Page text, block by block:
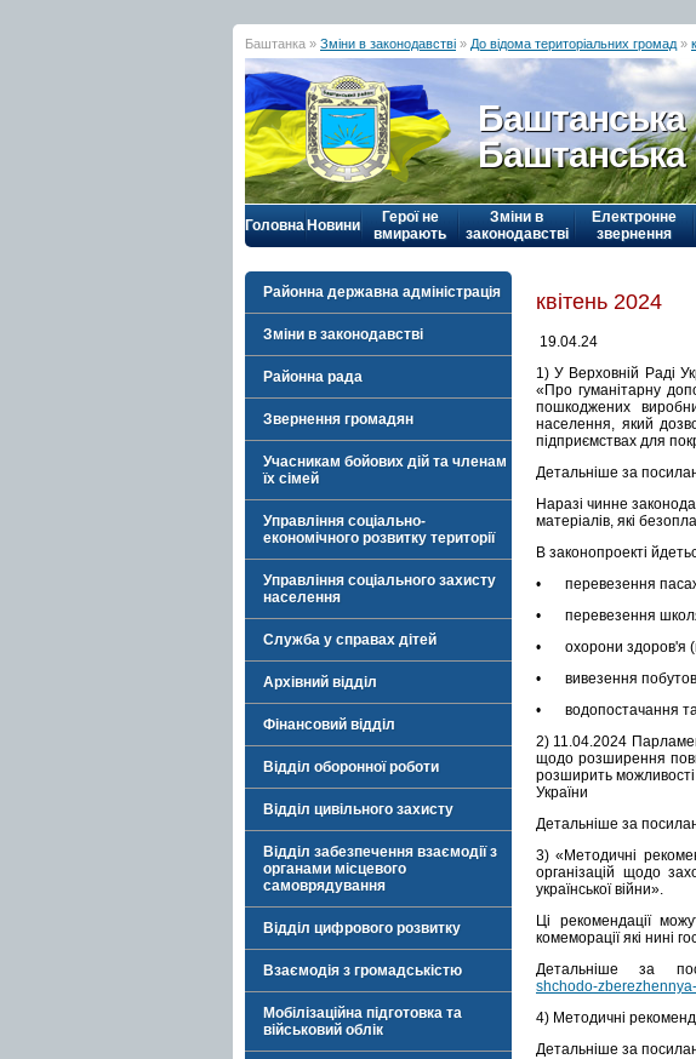
Баштанка » Зміни в законодавстві » До відома територіальних громад »
Баштанська
Баштанська
Головна Новини
Герої не
вмирають
Зміни в
законодавстві
Електронне
звернення
Районна державна адміністрація
Зміни в законодавстві
Районна рада
Звернення громадян
Учасникам бойових дій та членам
їх сімей
Управління соціально-
економічного розвитку території
Управління соціального захисту
населення
Служба у справах дітей
Архівний відділ
Фінансовий відділ
Відділ оборонної роботи
Відділ цивільного захисту
Відділ забезпечення взаємодії з
органами місцевого
самоврядування
Відділ цифрового розвитку
Взаємодія з громадськістю
Мобілізаційна підготовка та
військовий облік
квітень 2024
19.04.24
1) У Верховній Раді
«Про гуманітарну
пошкоджених
населення, який
підприємствах для
Детальніше за
Наразі чинне
матеріалів, які
В законопроекті
•
перевезення
•
перевезення
•
охорони здоров'я
•
вивезення
•
водопостачання
2) 11.04.2024
щодо розширення
розширить
України
Детальніше за
3) «Методичні
організацій щодо
української війни».
Ці рекомендації
комеморації які нині
Детальніше за
shchodo-
4) Методичні
Детальніше за